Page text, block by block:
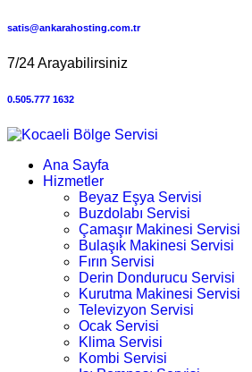
satis@ankarahosting.com.tr
7/24 Arayabilirsiniz
0.505.777 1632
Ana Sayfa
Hizmetler
Beyaz Eşya Servisi
Buzdolabı Servisi
Çamaşır Makinesi Servisi
Bulaşık Makinesi Servisi
Fırın Servisi
Derin Dondurucu Servisi
Kurutma Makinesi Servisi
Televizyon Servisi
Ocak Servisi
Klima Servisi
Kombi Servisi